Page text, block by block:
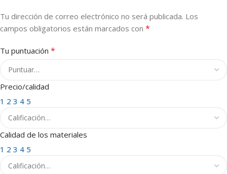
Tu dirección de correo electrónico no será publicada. Los
campos obligatorios están marcados con *
Tu puntuación *
Precio/calidad
1 2 3 4 5
Calidad de los materiales
1 2 3 4 5